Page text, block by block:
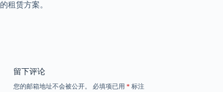
的租赁方案。
留下评论
您的邮箱地址不会被公开。 必填项已用 * 标注